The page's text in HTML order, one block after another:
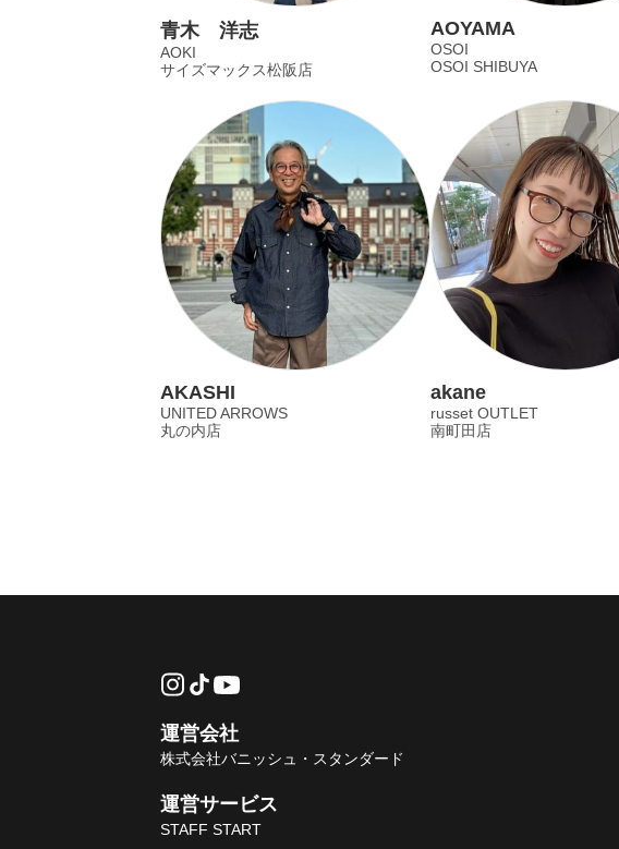
青木 洋志
AOKI
サイズマックス松阪店
AOYAMA
OSOI
OSOI SHIBUYA
AKASHI
UNITED ARROWS
丸の内店
akane
russet OUTLET
南町田店
運営会社
株式会社バニッシュ・スタンダード
運営サービス
STAFF START